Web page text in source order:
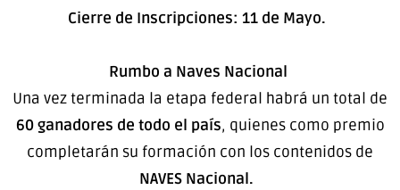
Cierre de Inscripciones: 11 de Mayo.
Rumbo a Naves Nacional
Una vez terminada la etapa federal habrá un total de
60 ganadores de todo el país, quienes como premio
completarán su formación con los contenidos de
NAVES Nacional.